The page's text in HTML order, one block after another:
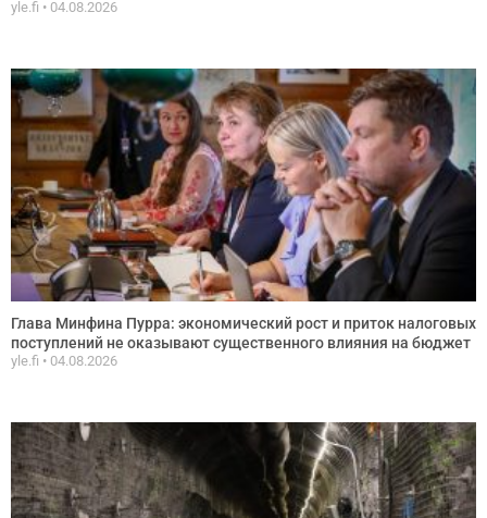
yle.fi 04.08.2026
Глава Минфина Пурра: экономический рост и приток налоговых
поступлений не оказывают существенного влияния на бюджет
yle.fi 04.08.2026